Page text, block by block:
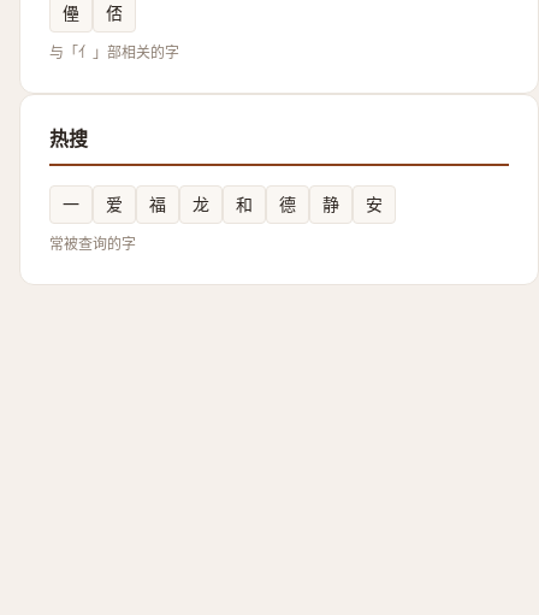
㒦
俖
与「亻」部相关的字
热搜
一 爱 福 龙 和 德 静 安
常被查询的字